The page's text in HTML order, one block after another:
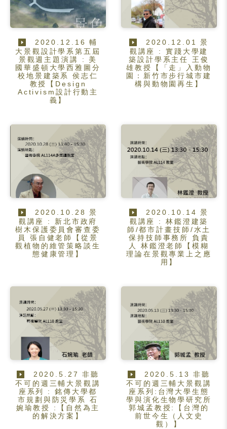
2020.12.16 輔
大景觀設計學系第五屆
景觀週主題演講 : 美
國華盛頓大學西雅圖分
校地景建築系 侯志仁
教授【Design
Activism設計行動主
義】
2020.12.01 景
觀講座 : 實踐大學建
築設計學系主任 王俊
雄教授【「走」入動物
園：新竹市步行城市建
構與動物園再生】
2020.10.28 景
觀講座 : 新北市政府
樹木保護委員會審查委
員 張自健老師【從景
觀植物的維管策略談生
態健康管理】
2020.10.14 景
觀講座 : 林鑑澄建築
師/都市計畫技師/水土
保持技師事務所 負責
人 林鑑澄老師【模糊
理論在景觀專業上之應
用】
2020.5.27 非聽
不可的週三輔大景觀講
座系列 : 銘傳大學都
市規劃與防災學系 石
婉瑜教授 :【自然為主
的解決方案】
2020.5.13 非聽
不可的週三輔大景觀講
座系列:台灣大學生態
學與演化生物學研究所
郭城孟教授:【台灣的
前世今生（人文史
觀）】